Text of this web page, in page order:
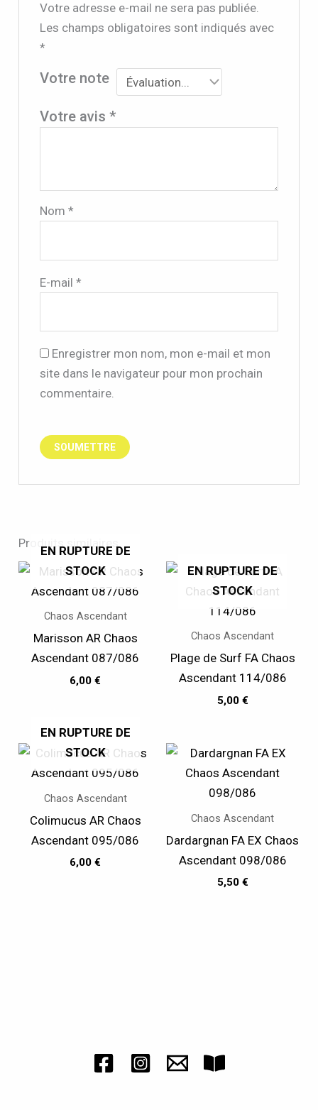
Votre adresse e-mail ne sera pas publiée.
Les champs obligatoires sont indiqués avec
*
Votre note
Votre avis *
Nom *
E-mail *
Enregistrer mon nom, mon e-mail et mon
site dans le navigateur pour mon prochain
commentaire.
Produits similaires
EN RUPTURE DE
STOCK
Chaos Ascendant
Marisson AR Chaos
Ascendant 087/086
6,00€
EN RUPTURE DE
STOCK
Chaos Ascendant
Plage de Surf FA Chaos
Ascendant 114/086
5,00 €
EN RUPTURE DE
STOCK
Chaos Ascendant
Colimucus AR Chaos
Ascendant 095/086
6,00€
Chaos Ascendant
Dardargnan FA EX Chaos
Ascendant 098/086
5,50 €